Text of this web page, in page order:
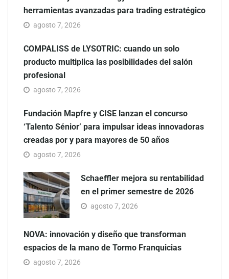
herramientas avanzadas para trading estratégico
agosto 7, 2026
COMPALISS de LYSOTRIC: cuando un solo
producto multiplica las posibilidades del salón
profesional
agosto 7, 2026
Fundación Mapfre y CISE lanzan el concurso
‘Talento Sénior’ para impulsar ideas innovadoras
creadas por y para mayores de 50 años
agosto 7, 2026
Schaeffler mejora su rentabilidad
en el primer semestre de 2026
agosto 7, 2026
NOVA: innovación y diseño que transforman
espacios de la mano de Tormo Franquicias
agosto 7, 2026